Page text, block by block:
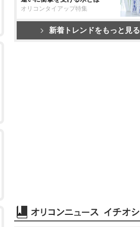
オリコンタイアップ特集
新着トレンドをもっと見る